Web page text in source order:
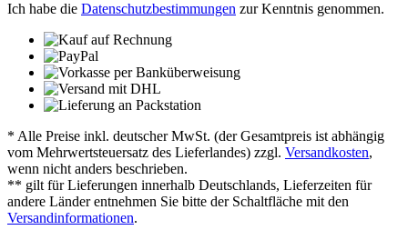
Ich habe die Datenschutzbestimmungen zur Kenntnis genommen.
* Alle Preise inkl. deutscher MwSt. (der Gesamtpreis ist abhängig
vom Mehrwertsteuersatz des Lieferlandes) zzgl. Versandkosten,
wenn nicht anders beschrieben.
** gilt für Lieferungen innerhalb Deutschlands, Lieferzeiten für
andere Länder entnehmen Sie bitte der Schaltfläche mit den
Versandinformationen.